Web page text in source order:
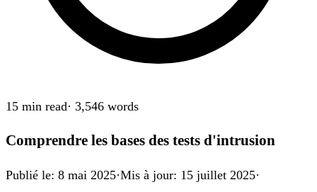
15 min read· 3,546 words
Comprendre les bases des tests d'intrusion
Publié le: 8 mai 2025·Mis à jour: 15 juillet 2025·